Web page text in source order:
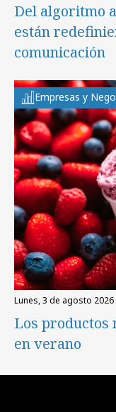
Del algoritmo
están
comunicación
Empresas y
lunes, 3 de agosto 2026
Los productos
en verano